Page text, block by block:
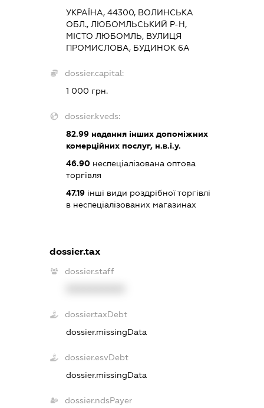
УКРАЇНА, 44300, ВОЛИНСЬКА
ОБЛ., ЛЮБОМЛЬСЬКИЙ Р-Н,
МІСТО ЛЮБОМЛЬ, ВУЛИЦЯ
ПРОМИСЛОВА, БУДИНОК 6А
dossier.capital:
1 000 грн.
dossier.kveds:
82.99надання інших допоміжних
комерційних послуг, н.в.і.у.
46.90неспеціалізована оптова
торгівля
47.19інші види роздрібної торгівлі
в неспеціалізованих магазинах
dossier.tax
dossier.staff
dossier.taxDebt
dossier.missingData
dossier.esvDebt
dossier.missingData
dossier.ndsPayer